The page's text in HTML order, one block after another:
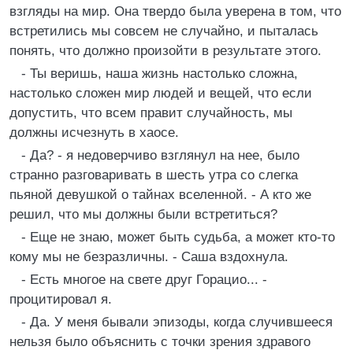
взгляды на мир. Она твердо была уверена в том, что
встретились мы совсем не случайно, и пыталась
понять, что должно произойти в результате этого.
- Ты веришь, наша жизнь настолько сложна,
настолько сложен мир людей и вещей, что если
допустить, что всем правит случайность, мы
должны исчезнуть в хаосе.
- Да? - я недоверчиво взглянул на нее, было
странно разговаривать в шесть утра со слегка
пьяной девушкой о тайнах вселенной. - А кто же
решил, что мы должны были встретиться?
- Еще не знаю, может быть судьба, а может кто-то
кому мы не безразличны. - Саша вздохнула.
- Есть многое на свете друг Горацио... -
процитировал я.
- Да. У меня бывали эпизоды, когда случившееся
нельзя было объяснить с точки зрения здравого